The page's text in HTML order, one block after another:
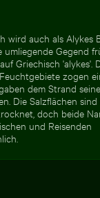
wird auch als Alykes
umliegende Gegend
Griechisch 'alykes'.
zogen
dem Strand
Die Salzflächen
doch beide
und Reisenden